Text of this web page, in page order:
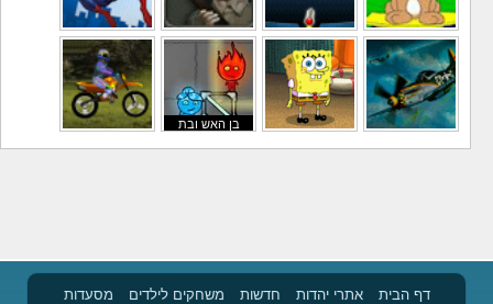
משחקי לילדים משחקי באבלס משחקי מלחמה משחקי גיבורים
בן האש ובת
דף הבית אתרי יהדות חדשות משחקים לילדים
מסעדות